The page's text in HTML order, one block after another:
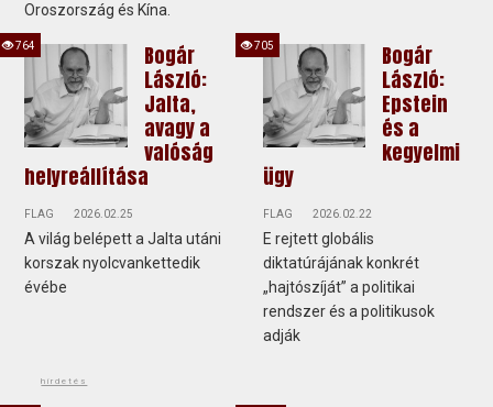
Oroszország és Kína.
Bogár
László:
Jalta,
avagy a
valóság
helyreállítása
FLAG 2026.02.25
A világ belépett a Jalta utáni
korszak nyolcvankettedik
évébe
764
Bogár
László:
Epstein
és a
kegyelmi
ügy
FLAG 2026.02.22
E rejtett globális
diktatúrájának konkrét
„hajtószíját” a politikai
rendszer és a politikusok
adják
705
hirdetés